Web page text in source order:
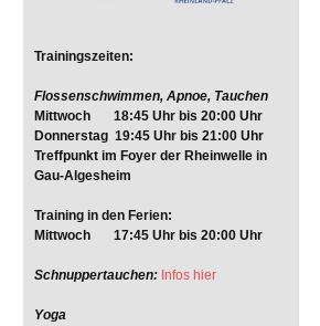
Trainingszeiten:
Flossenschwimmen, Apnoe, Tauchen
Mittwoch 18:45 Uhr bis 20:00 Uhr
Donnerstag 19:45 Uhr bis 21:00 Uhr
Treffpunkt im Foyer der Rheinwelle in
Gau-Algesheim
Training in den Ferien:
Mittwoch 17:45 Uhr bis 20:00 Uhr
Schnuppertauchen: Infos hier
Yoga